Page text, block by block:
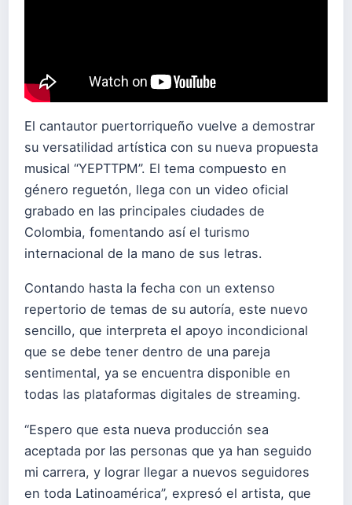
El cantautor puertorriqueño vuelve a demostrar
su versatilidad artística con su nueva propuesta
musical “YEPTTPM”. El tema compuesto en
género reguetón, llega con un video oficial
grabado en las principales ciudades de
Colombia, fomentando así el turismo
internacional de la mano de sus letras.
Contando hasta la fecha con un extenso
repertorio de temas de su autoría, este nuevo
sencillo, que interpreta el apoyo incondicional
que se debe tener dentro de una pareja
sentimental, ya se encuentra disponible en
todas las plataformas digitales de streaming.
“Espero que esta nueva producción sea
aceptada por las personas que ya han seguido
mi carrera, y lograr llegar a nuevos seguidores
en toda Latinoamérica”, expresó el artista, que